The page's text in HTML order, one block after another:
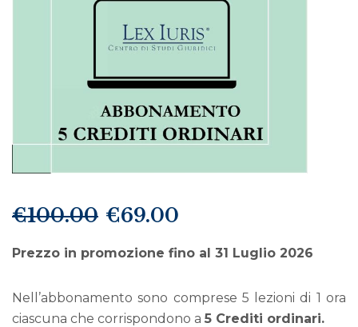
€100.00 Il
originale
€69.00
attuale
Prezzo in promozione fino al 31 Luglio 2026
Nell’abbonamento sono comprese 5 lezioni di 1 ora
ciascuna che corrispondono a 5 Crediti ordinari.